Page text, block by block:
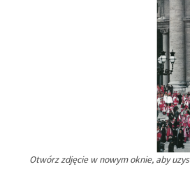
Otwórz zdjęcie w nowym oknie, aby